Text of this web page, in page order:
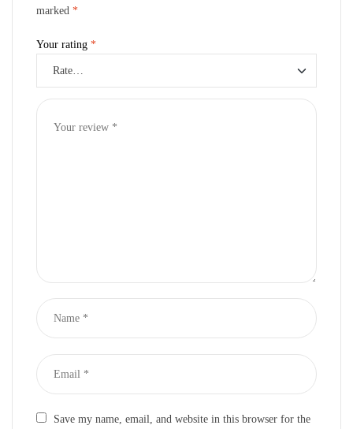
marked *
Your rating *
Save my name, email, and website in this browser for the